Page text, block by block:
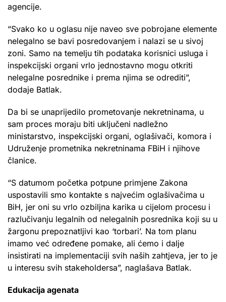
agencije.
“Svako ko u oglasu nije naveo sve pobrojane elemente
nelegalno se bavi posredovanjem i nalazi se u sivoj
zoni. Samo na temelju tih podataka korisnici usluga i
inspekcijski organi vrlo jednostavno mogu otkriti
nelegalne posrednike i prema njima se odrediti”,
dodaje Batlak.
Da bi se unaprijedilo prometovanje nekretninama, u
sam proces moraju biti uključeni nadležno
ministarstvo, inspekcijski organi, oglašivači, komora i
Udruženje prometnika nekretninama FBiH i njihove
članice.
“S datumom početka potpune primjene Zakona
uspostavili smo kontakte s najvećim oglašivačima u
BiH, jer oni su vrlo ozbiljna karika u cijelom procesu i
razlučivanju legalnih od nelegalnih posrednika koji su u
žargonu prepoznatljivi kao ‘torbari’. Na tom planu
imamo već određene pomake, ali ćemo i dalje
insistirati na implementaciji svih naših zahtjeva, jer to je
u interesu svih stakeholdersa”, naglašava Batlak.
Edukacija agenata